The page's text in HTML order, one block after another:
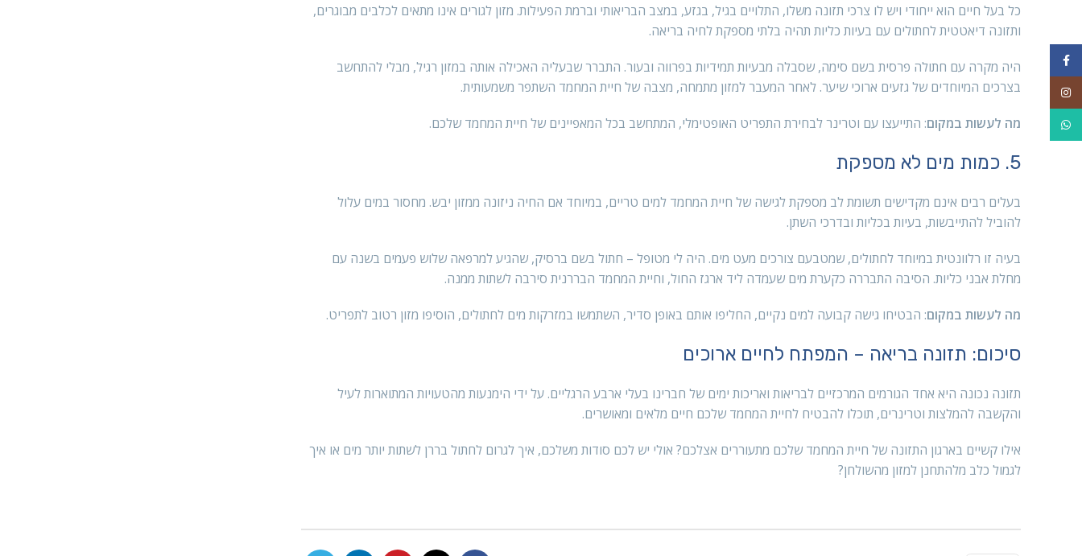
כל בעל חיים הוא ייחודי ויש לו צרכי תזונה משלו, התלויים בגיל, בגזע, במצב הבריאותי וברמת הפעילות. מזון לגורים אינו מתאים לכלבים מבוגרים,
ותזונה דיאטטית לחתולים עם בעיות כליות תהיה בלתי מספקת לחיה בריאה.
היה מקרה עם חתולה פרסית בשם סימה, שסבלה מבעיות תמידיות בפרווה ובעור. התברר שבעליה האכילה אותה במזון רגיל, מבלי להתחשב
בצרכים המיוחדים של גזעים ארוכי שיער. לאחר המעבר למזון מתמחה, מצבה של חיית המחמד השתפר משמעותית.
מה לעשות במקום: התייעצו עם וטרינר לבחירת התפריט האופטימלי, המתחשב בכל המאפיינים של חיית המחמד שלכם.
5. כמות מים לא מספקת
בעלים רבים אינם מקדישים תשומת לב מספקת לגישה של חיית המחמד למים טריים, במיוחד אם החיה ניזונה ממזון יבש. מחסור במים עלול
להוביל להתייבשות, בעיות בכליות ובדרכי השתן.
בעיה זו רלוונטית במיוחד לחתולים, שמטבעם צורכים מעט מים. היה לי מטופל – חתול בשם ברסיק, שהגיע למרפאה שלוש פעמים בשנה עם
מחלת אבני כליות. הסיבה התבררה כקערת מים שעמדה ליד ארגז החול, וחיית המחמד הבררנית סירבה לשתות ממנה.
מה לעשות במקום: הבטיחו גישה קבועה למים נקיים, החליפו אותם באופן סדיר, השתמשו במזרקות מים לחתולים, הוסיפו מזון רטוב לתפריט.
סיכום: תזונה בריאה – המפתח לחיים ארוכים
תזונה נכונה היא אחד הגורמים המרכזיים לבריאות ואריכות ימים של חברינו בעלי ארבע הרגליים. על ידי הימנעות מהטעויות המתוארות לעיל
והקשבה להמלצות וטרינרים, תוכלו להבטיח לחיית המחמד שלכם חיים מלאים ומאושרים.
אילו קשיים בארגון התזונה של חיית המחמד שלכם מתעוררים אצלכם? אולי יש לכם סודות משלכם, איך לגרום לחתול בררן לשתות יותר מים או איך
לגמול כלב מלהתחנן למזון מהשולחן?
Instagram
WhatsApp